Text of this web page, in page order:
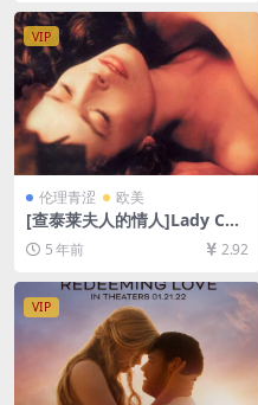
VIP
伦理青涩 欧美
[查泰莱夫人的情人]Lady Cha
tterley’s Lover (1981)[百度
网盘+夸克网盘+迅雷云盘资源
1080P超清未删减][MP4/6.4G
B][中英字幕]
5 年前 2.92
VIP